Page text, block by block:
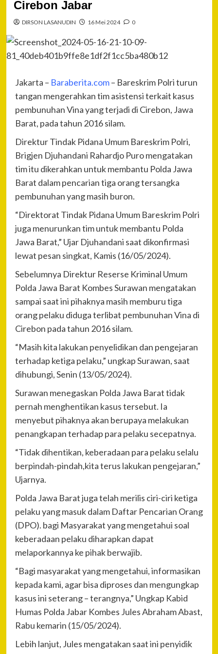
Cirebon Jabar
DIRSON LASANUDIN 16 Mei 2024 0
Jakarta – Baraberita.com– Bareskrim Polri turun
tangan mengerahkan tim asistensi terkait kasus
pembunuhan Vina yang terjadi di Cirebon, Jawa
Barat, pada tahun 2016 silam.
Direktur Tindak Pidana Umum Bareskrim Polri,
Brigjen Djuhandani Rahardjo Puro mengatakan
tim itu dikerahkan untuk membantu Polda Jawa
Barat dalam pencarian tiga orang tersangka
pembunuhan yang masih buron.
“Direktorat Tindak Pidana Umum Bareskrim Polri
juga menurunkan tim untuk membantu Polda
Jawa Barat,” Ujar Djuhandani saat dikonfirmasi
lewat pesan singkat, Kamis (16/05/2024).
Sebelumnya Direktur Reserse Kriminal Umum
Polda Jawa Barat Kombes Surawan mengatakan
sampai saat ini pihaknya masih memburu tiga
orang pelaku diduga terlibat pembunuhan Vina di
Cirebon pada tahun 2016 silam.
“Masih kita lakukan penyelidikan dan pengejaran
terhadap ketiga pelaku,” ungkap Surawan, saat
dihubungi, Senin (13/05/2024).
Surawan menegaskan Polda Jawa Barat tidak
pernah menghentikan kasus tersebut. Ia
menyebut pihaknya akan berupaya melakukan
penangkapan terhadap para pelaku secepatnya.
“Tidak dihentikan, keberadaan para pelaku selalu
berpindah-pindah,kita terus lakukan pengejaran,”
Ujarnya.
Polda Jawa Barat juga telah merilis ciri-ciri ketiga
pelaku yang masuk dalam Daftar Pencarian Orang
(DPO). bagi Masyarakat yang mengetahui soal
keberadaan pelaku diharapkan dapat
melaporkannya ke pihak berwajib.
“Bagi masyarakat yang mengetahui, informasikan
kepada kami, agar bisa diproses dan mengungkap
kasus ini seterang – terangnya,” Ungkap Kabid
Humas Polda Jabar Kombes Jules Abraham Abast,
Rabu kemarin (15/05/2024).
Lebih lanjut, Jules mengatakan saat ini penyidik